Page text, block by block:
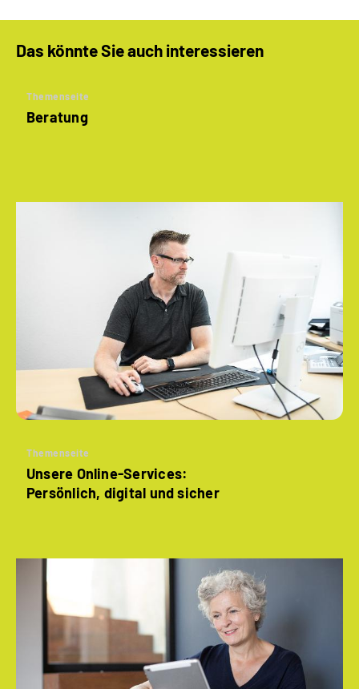
Das könnte Sie auch interessieren
Themenseite
Beratung
Themenseite
Unsere Online-Services:
Persönlich, digital und sicher